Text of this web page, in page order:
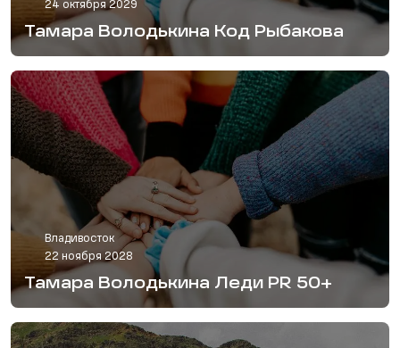
24 октября 2029
Тамара Володькина Код Рыбакова
Владивосток
22 ноября 2028
Тамара Володькина Леди PR 50+